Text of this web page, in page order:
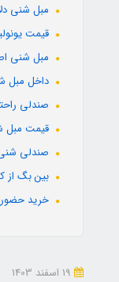
مبل شنی
قیمت
مبل شنی
داخل
صندلی
قیمت مبل
صندلی
بین بگ از
خرید